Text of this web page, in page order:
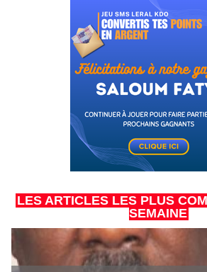
LES ARTICLES LES PLUS
SEMAINE